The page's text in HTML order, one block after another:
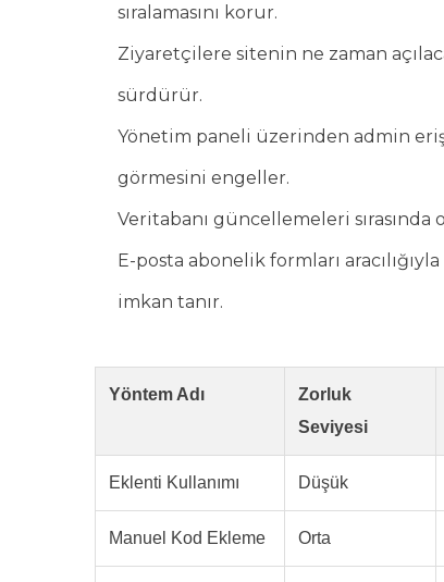
sıralamasını korur.
Ziyaretçilere sitenin ne zaman
sürdürür.
Yönetim paneli üzerinden admin
görmesini engeller.
Veritabanı güncellemeleri sırasında
E-posta abonelik formları
imkan tanır.
Yöntem Adı
Zorluk
Seviyesi
Eklenti Kullanımı Düşük
Manuel Kod Ekleme Orta